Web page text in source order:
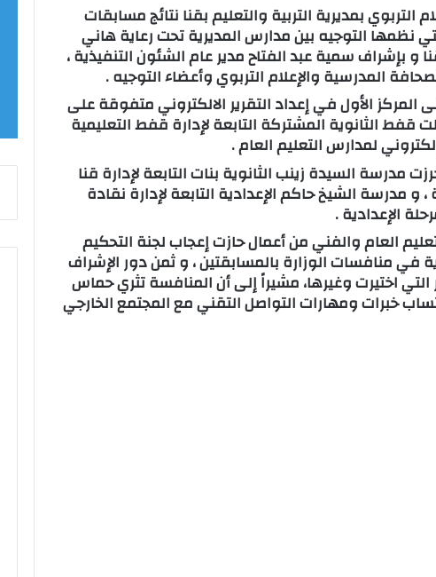
بمديرية التربية والتعليم بقنا نتائج مسابقات
نظمها التوجيه بين مدارس المديرية تحت رعاية هاني
و بإشراف سمية عبد الفتاح مدير عام الشئون التنفيذية ،
المدرسية والإعلام التربوي وأعضاء التوجيه .
الأول في إعداد التقرير الالكتروني متفوقة على
قفط الثانوية المشتركة التابعة لإدارة قفط التعليمية
لمدارس التعليم العام .
مدرسة السيدة زينب الثانوية بنات التابعة لإدارة قنا
، و مدرسة الشيخ حاكم الإعدادية التابعة لإدارة نقادة
الإعدادية .
العام والفني من أعمال حازت إعجاب لجنة التحكيم
في منافسات الوزارة بالمسابقتين ، و ثمن دور الإشراف
التي اختيرت وغيرها، مشيراً إلى أن المنافسة تثري حماس
خبرات ومهارات التواصل التقني مع المجتمع الخارجي